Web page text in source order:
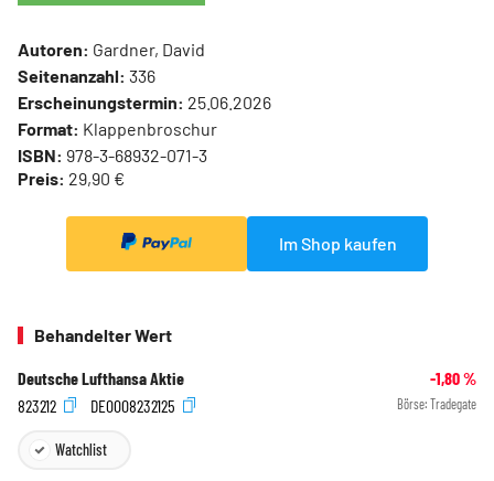
Autoren: Gardner, David
Seitenanzahl: 336
Erscheinungstermin: 25.06.2026
Format: Klappenbroschur
ISBN: 978-3-68932-071-3
Preis: 29,90 €
Im Shop kaufen
Behandelter Wert
Deutsche Lufthansa Aktie -1,80%
823212
DE0008232125 Börse: Tradegate
Watchlist